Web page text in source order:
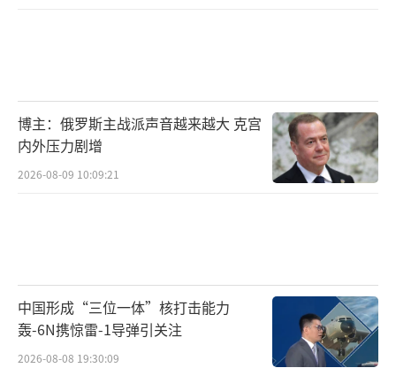
博主：俄罗斯主战派声音越来越大 克宫
内外压力剧增
2026-08-09 10:09:21
中国形成“三位一体”核打击能力
轰-6N携惊雷-1导弹引关注
2026-08-08 19:30:09